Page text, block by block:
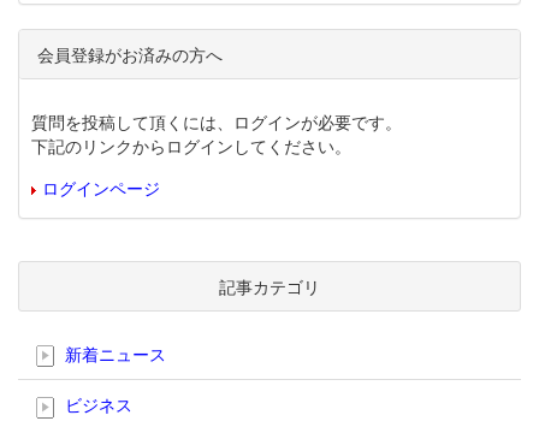
会員登録がお済みの方へ
質問を投稿して頂くには、ログインが必要です。
下記のリンクからログインしてください。
ログインページ
記事カテゴリ
新着ニュース
ビジネス